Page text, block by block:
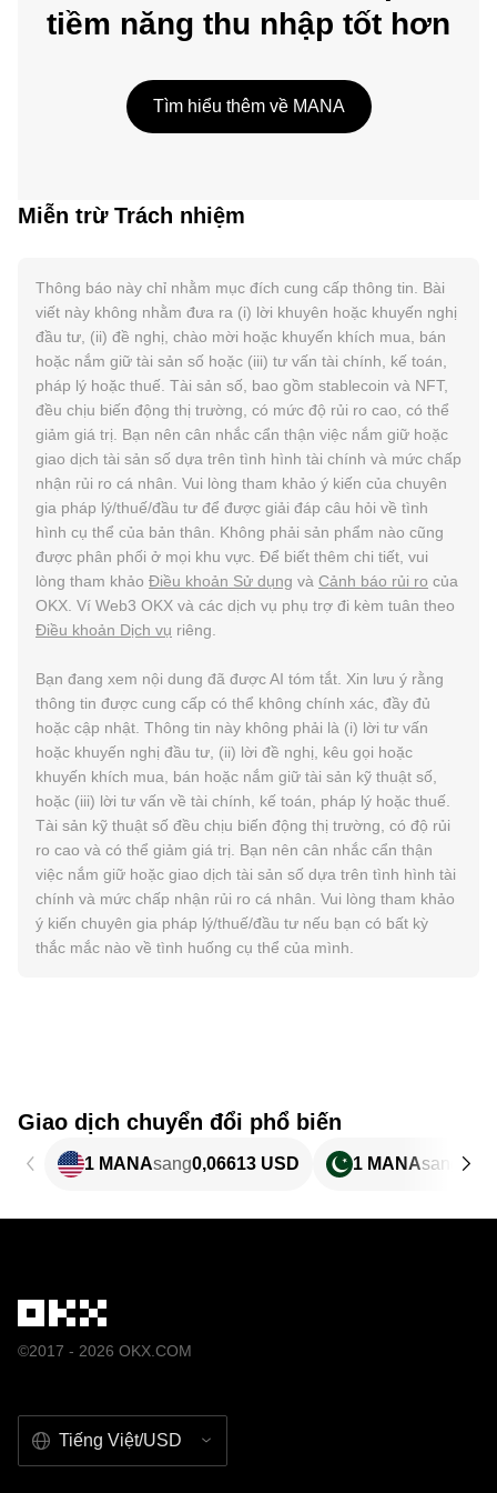
tiềm năng thu nhập tốt hơn
Tìm hiểu thêm về MANA
Miễn trừ Trách nhiệm
Thông báo này chỉ nhằm mục đích cung cấp thông tin. Bài
viết này không nhằm đưa ra (i) lời khuyên hoặc khuyến nghị
đầu tư, (ii) đề nghị, chào mời hoặc khuyến khích mua, bán
hoặc nắm giữ tài sản số hoặc (iii) tư vấn tài chính, kế toán,
pháp lý hoặc thuế. Tài sản số, bao gồm stablecoin và NFT,
đều chịu biến động thị trường, có mức độ rủi ro cao, có thể
giảm giá trị. Bạn nên cân nhắc cẩn thận việc nắm giữ hoặc
giao dịch tài sản số dựa trên tình hình tài chính và mức chấp
nhận rủi ro cá nhân. Vui lòng tham khảo ý kiến của chuyên
gia pháp lý/thuế/đầu tư để được giải đáp câu hỏi về tình
hình cụ thể của bản thân. Không phải sản phẩm nào cũng
được phân phối ở mọi khu vực. Để biết thêm chi tiết, vui
lòng tham khảo Điều khoản Sử dụng và Cảnh báo rủi ro của
OKX. Ví Web3 OKX và các dịch vụ phụ trợ đi kèm tuân theo
Điều khoản Dịch vụ riêng.
Bạn đang xem nội dung đã được AI tóm tắt. Xin lưu ý rằng
thông tin được cung cấp có thể không chính xác, đầy đủ
hoặc cập nhật. Thông tin này không phải là (i) lời tư vấn
hoặc khuyến nghị đầu tư, (ii) lời đề nghị, kêu gọi hoặc
khuyến khích mua, bán hoặc nắm giữ tài sản kỹ thuật số,
hoặc (iii) lời tư vấn về tài chính, kế toán, pháp lý hoặc thuế.
Tài sản kỹ thuật số đều chịu biến động thị trường, có độ rủi
ro cao và có thể giảm giá trị. Bạn nên cân nhắc cẩn thận
việc nắm giữ hoặc giao dịch tài sản số dựa trên tình hình tài
chính và mức chấp nhận rủi ro cá nhân. Vui lòng tham khảo
ý kiến chuyên gia pháp lý/thuế/đầu tư nếu bạn có bất kỳ
thắc mắc nào về tình huống cụ thể của mình.
Giao dịch chuyển đổi phổ biến
1 MANAsang0,06613 USD 1 MANAsang
©2017 - 2026 OKX.COM
Tiếng Việt/USD